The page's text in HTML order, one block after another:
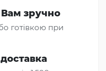
зручно
готівкою при